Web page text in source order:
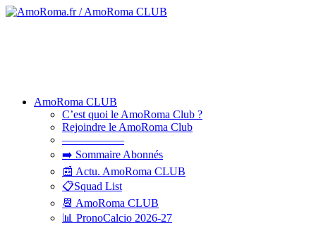
AmoRoma CLUB
C’est quoi le AmoRoma Club ?
Rejoindre le AmoRoma Club
—————–
➡️ Sommaire Abonnés
📰 Actu. AmoRoma CLUB
📋Squad List
📆 AmoRoma CLUB
📊 PronoCalcio 2026-27